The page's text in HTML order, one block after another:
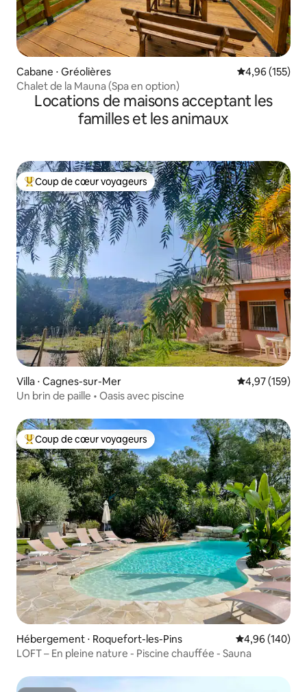
Cabane ⋅ Gréolières Évaluation
4,96 (155)
Chalet de la Mauna (Spa en option)
Locations de maisons acceptant les
familles et les animaux
Coups de cœur voyageurs les plus appréciés
Coup de cœur voyageurs
Villa ⋅ Cagnes-sur-Mer Évaluation
4,97 (159)
Un brin de paille • Oasis avec piscine
Coups de cœur voyageurs les plus appréciés
Coup de cœur voyageurs
Hébergement ⋅ Roquefort-les-Pins Évaluation
4,96 (140)
LOFT – En pleine nature - Piscine chauffée - Sauna